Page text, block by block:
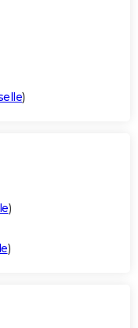
)
)
)